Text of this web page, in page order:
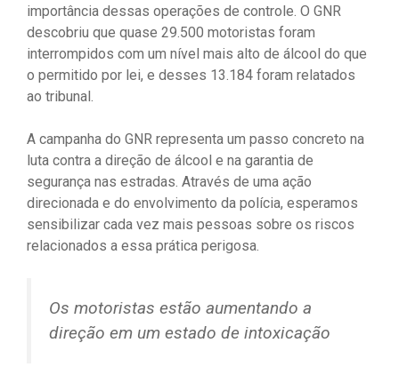
importância dessas operações de controle. O GNR
descobriu que quase 29.500 motoristas foram
interrompidos com um nível mais alto de álcool do que
o permitido por lei, e desses 13.184 foram relatados
ao tribunal.
A campanha do GNR representa um passo concreto na
luta contra a direção de álcool e na garantia de
segurança nas estradas. Através de uma ação
direcionada e do envolvimento da polícia, esperamos
sensibilizar cada vez mais pessoas sobre os riscos
relacionados a essa prática perigosa.
Os motoristas estão aumentando a
direção em um estado de intoxicação